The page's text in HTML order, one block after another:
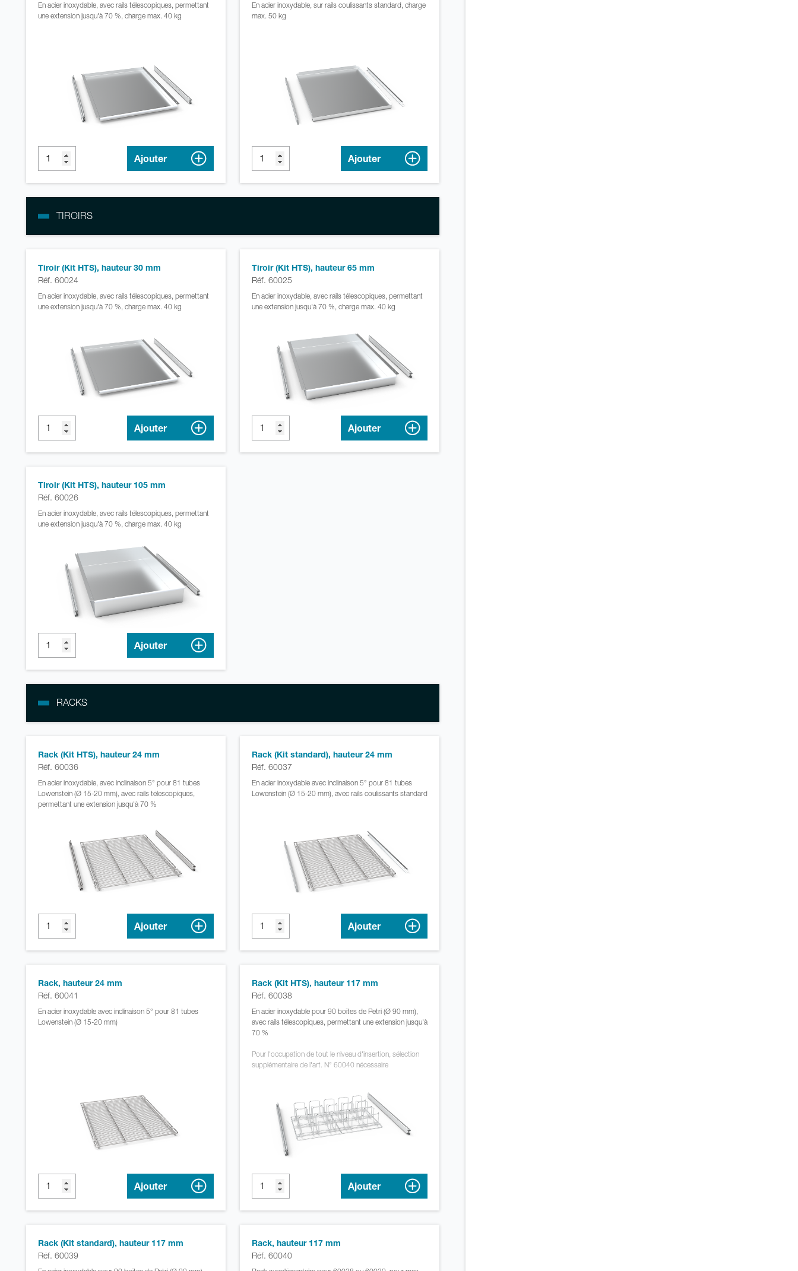
En acier inoxydable, avec rails télescopiques, permettant
une extension jusqu'à 70 %, charge max. 40 kg
Ajouter
En acier inoxydable, sur rails coulissants standard, charge
max. 50 kg
Ajouter
TIROIRS
Tiroir (Kit HTS), hauteur 30 mm
Réf. 60024
En acier inoxydable, avec rails télescopiques, permettant
une extension jusqu'à 70 %, charge max. 40 kg
Ajouter
Tiroir (Kit HTS), hauteur 65 mm
Réf. 60025
En acier inoxydable, avec rails télescopiques, permettant
une extension jusqu'à 70 %, charge max. 40 kg
Ajouter
Tiroir (Kit HTS), hauteur 105 mm
Réf. 60026
En acier inoxydable, avec rails télescopiques, permettant
une extension jusqu'à 70 %, charge max. 40 kg
Ajouter
RACKS
Rack (Kit HTS), hauteur 24 mm
Réf. 60036
En acier inoxydable, avec inclinaison 5° pour 81 tubes
Lowenstein (Ø 15-20 mm), avec rails télescopiques,
permettant une extension jusqu'à 70 %
Ajouter
Rack (Kit standard), hauteur 24 mm
Réf. 60037
En acier inoxydable avec inclinaison 5° pour 81 tubes
Lowenstein (Ø 15-20 mm), avec rails coulissants standard
Ajouter
Rack, hauteur 24 mm
Réf. 60041
En acier inoxydable avec inclinaison 5° pour 81 tubes
Lowenstein (Ø 15-20 mm)
Ajouter
Rack (Kit HTS), hauteur 117 mm
Réf. 60038
En acier inoxydable pour 90 boîtes de Petri (Ø 90 mm),
avec rails télescopiques, permettant une extension jusqu'à
70 %
Pour l'occupation de tout le niveau d'insertion, sélection
supplémentaire de l'art. N° 60040 nécessaire
Ajouter
Rack (Kit standard), hauteur 117 mm
Réf. 60039
Rack, hauteur 117 mm
Réf. 60040